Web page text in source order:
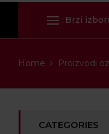
Brzi
Home Proizvodi
CATEGORIES